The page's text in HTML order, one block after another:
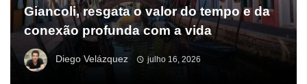
Giancoli, resgata o valor do tempo e da
conexão profunda com a vida
Diego Velázquez julho 16, 2026